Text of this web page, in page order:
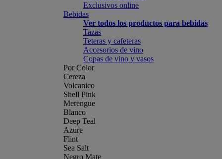
Exclusivos online
Bebidas
Ver todos los productos para bebidas
Tazas
Teteras y cafeteras
Accesorios de vino
Copas de vino y vasos
Por Color
Cereza
Volcanico
Shell Pink
Merengue
Blanco
Deep Teal
Azure
Flint
Sea Salt
Negro Mate